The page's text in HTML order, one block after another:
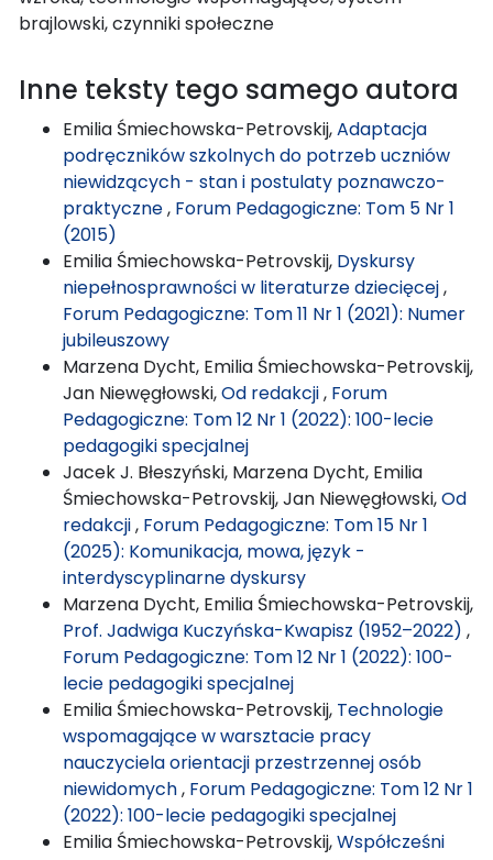
brajlowski, czynniki społeczne
Inne teksty tego samego autora
Emilia Śmiechowska-Petrovskij,Adaptacja
podręczników szkolnych do potrzeb uczniów
niewidzących - stan i postulaty poznawczo-
praktyczne, Forum Pedagogiczne: Tom 5 Nr 1
(2015)
Emilia Śmiechowska-Petrovskij, Dyskursy
niepełnosprawności w literaturze dziecięcej,
Forum Pedagogiczne: Tom 11 Nr 1 (2021): Numer
jubileuszowy
Marzena Dycht, Emilia Śmiechowska-Petrovskij,
Jan Niewęgłowski,Od redakcji, Forum
Pedagogiczne: Tom 12 Nr 1 (2022): 100-lecie
pedagogiki specjalnej
Jacek J. Błeszyński, Marzena Dycht, Emilia
Śmiechowska-Petrovskij, Jan Niewęgłowski,Od
redakcji, Forum Pedagogiczne: Tom 15 Nr 1
(2025): Komunikacja, mowa, język -
interdyscyplinarne dyskursy
Marzena Dycht, Emilia Śmiechowska-Petrovskij,
Prof. Jadwiga Kuczyńska-Kwapisz (1952–2022) ,
Forum Pedagogiczne: Tom 12 Nr 1 (2022): 100-
lecie pedagogiki specjalnej
Emilia Śmiechowska-Petrovskij, Technologie
wspomagające w warsztacie pracy
nauczyciela orientacji przestrzennej osób
niewidomych, Forum Pedagogiczne: Tom 12 Nr 1
(2022): 100-lecie pedagogiki specjalnej
Emilia Śmiechowska-Petrovskij,Współcześni